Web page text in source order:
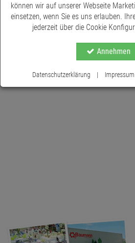
vielseitigen Einsatzmöglichkeiten dieser
begeistern. Verwenden Sie sie zur
Fensterdekoration und erwecken Sie
Kerze zum Windlicht wird und eine
verbreitet. Oder lassen Sie Ihrer
verwenden Sie die Leiste zur Dekoration
Tabletts. Die Metallleiste misst
und 12 cm in der Höhe, was Ihnen
können wir auf unserer Webseite
einsetzen, wenn Sie es uns erlauben.
jederzeit über die Cookie
Annehmen
Datenschutzerklärung | Impressum